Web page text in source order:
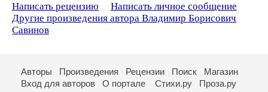
Написать рецензию
Написать личное сообщение
Другие произведения автора Владимир Борисович
Савинов
Авторы Произведения Рецензии Поиск
Магазин
Вход для авторов
О портале Стихи.ру Проза.ру